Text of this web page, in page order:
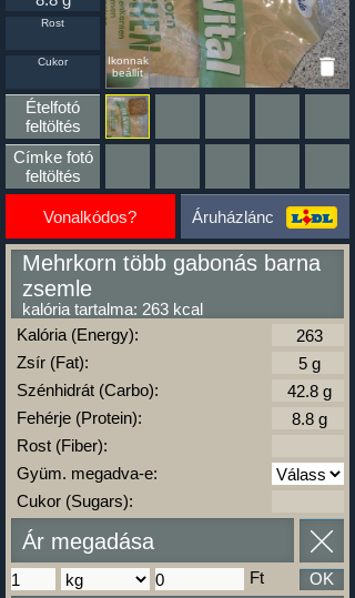
Ikonnak
beállít
Rost
Cukor
Ételfotó
feltöltés
Címke fotó
feltöltés
Vonalkódos? Áruházlánc
Mehrkorn több gabonás barna
zsemle
kalória tartalma: 263 kcal
Kalória (Energy):
Zsír (Fat):
Szénhidrát (Carbo):
Fehérje (Protein):
Rost (Fiber):
Gyüm. megadva-e:
Cukor (Sugars):
Ár megadása
Ft OK